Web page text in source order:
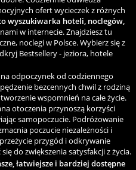
ofert wycieczek z różnych
wyszukiwarka hoteli, noclegów,
w internecie. Znajdziesz tu
noclegi w Polsce. Wybierz się z
Bestsellery - jeziora, hotele
odpoczynek od codziennego
bezcennych chwil z rodziną
wspomnień na całe życie.
otoczenia przynoszą korzyści
samopoczucie. Podróżowanie
poczucie niezależności i
przygód i odkrywanie
do zwiększenia satysfakcji z życia.
łatwiejsze i bardziej dostępne